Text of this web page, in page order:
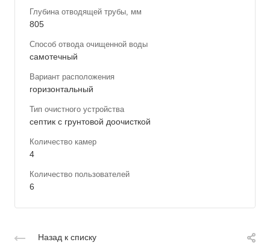
Глубина отводящей трубы, мм
805
Способ отвода очищенной воды
самотечный
Вариант расположения
горизонтальный
Тип очистного устройства
септик с грунтовой доочисткой
Количество камер
4
Количество пользователей
6
Назад к списку